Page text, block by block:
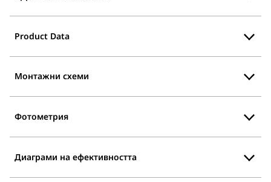
Product Data
Монтажни схеми
Фотометрия
Диаграми на ефективността